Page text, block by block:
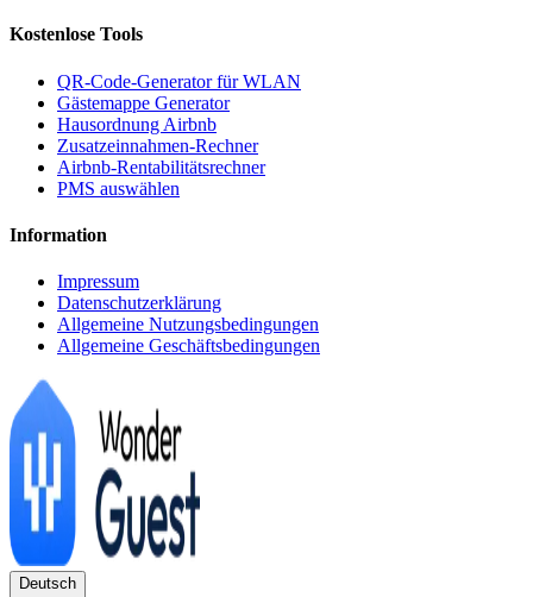
Kostenlose Tools
QR-Code-Generator für WLAN
Gästemappe Generator
Hausordnung Airbnb
Zusatzeinnahmen-Rechner
Airbnb-Rentabilitätsrechner
PMS auswählen
Information
Impressum
Datenschutzerklärung
Allgemeine Nutzungsbedingungen
Allgemeine Geschäftsbedingungen
Deutsch